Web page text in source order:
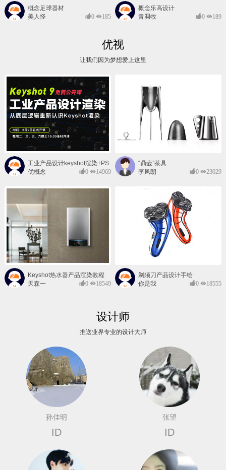
概念足球器材
美人怪
0 185
概念乐高设计
青凋牧
0 189
优视
让我们因为梦想爱上这里
工业产品设计keyshot渲染+PS
后期班
优概念 0 14969
“鼎壶”茶具
李凤朗
0 23029
Keyshot热水器产品渲染教程
天森一
0 18549
剃须刀产品设计手绘
你是我
0 18555
设计师
推送业界专业的设计大师
孙佳明
ID
张望
ID